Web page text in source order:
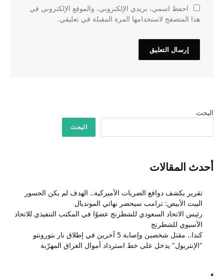
احفظ اسمي، بريدي الإلكتروني، والموقع الإلكتروني في
هذا المتصفح لاستخدامها المرة المقبلة في تعليقي.
البحث
البحث
أحدث المقالات
تقرير يكشف دوافع الضربات الأميركية.. الهدف لم يكن الجسور
البيت الأبيض: ترامب سيحضر نهائي المونديال
رئيس الاتحاد السعودي للشطرنج عضوًا في المكتب التنفيذي للاتحاد
الآسيوي للشطرنج
كندا.. مقتل شخصين وإصابة 5 آخرين في إطلاق نار بتورونتو
"الإنتربول" يدخل على خط استرداد أموال العراق المهرّبة